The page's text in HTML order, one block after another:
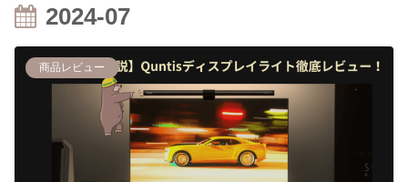
2024-07
商品レビュー